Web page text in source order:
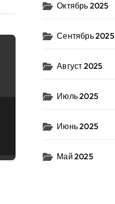
Октябрь 2025
Сентябрь 2025
Август 2025
Июль 2025
Июнь 2025
Май 2025